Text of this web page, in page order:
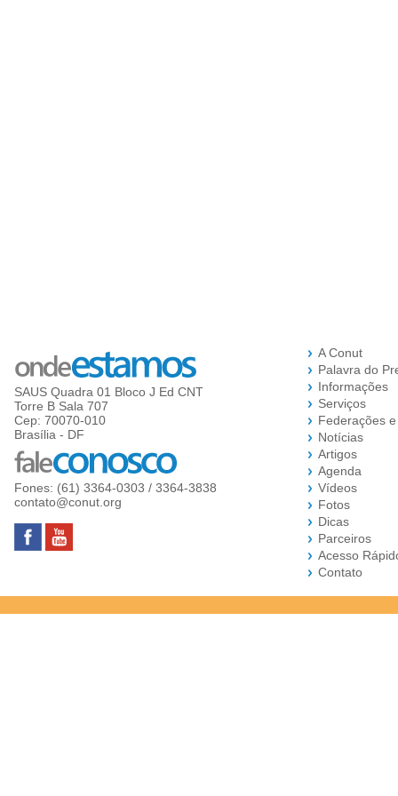
SAUS Quadra 01 Bloco J Ed CNT
Torre B Sala 707
Cep: 70070-010
Brasília - DF
Fones: (61) 3364-0303 / 3364-3838
contato@conut.org
A Conut
Palavra do
Informações
Serviços
Federações
Notícias
Artigos
Agenda
Vídeos
Fotos
Dicas
Parceiros
Acesso
Contato